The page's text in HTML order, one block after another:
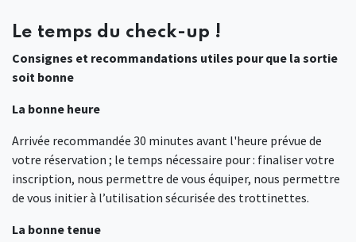
Le temps du check-up !
Consignes et recommandations utiles pour que la sortie
soit bonne
La bonne heure
Arrivée recommandée 30 minutes avant l'heure prévue de
votre réservation ; le temps nécessaire pour : finaliser votre
inscription, nous permettre de vous équiper, nous permettre
de vous initier à l’utilisation sécurisée des trottinettes.
La bonne tenue